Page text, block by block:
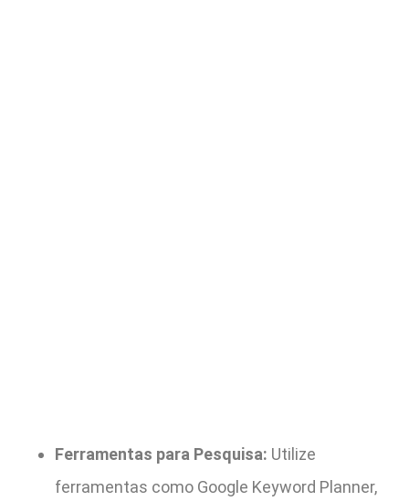
Ferramentas para Pesquisa: Utilize
ferramentas como Google Keyword Planner,